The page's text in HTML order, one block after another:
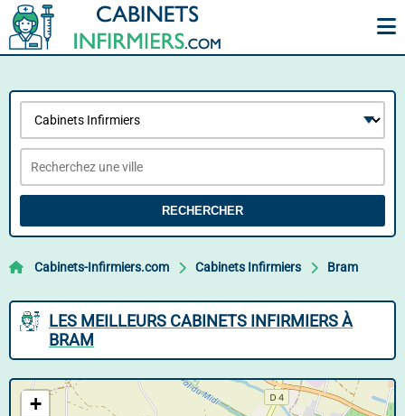
RECHERCHER
Cabinets-Infirmiers.com Cabinets Infirmiers Bram
LES MEILLEURS CABINETS INFIRMIERS À
BRAM
+